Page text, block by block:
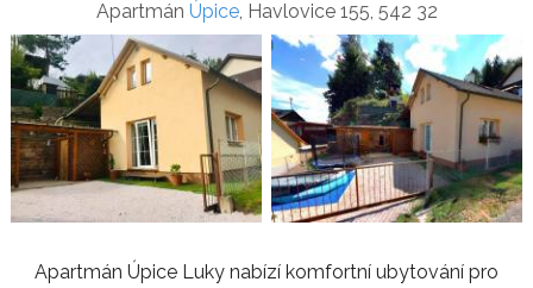
Apartmán Úpice, Havlovice 155, 542 32
Apartmán Úpice Luky nabízí komfortní ubytování pro